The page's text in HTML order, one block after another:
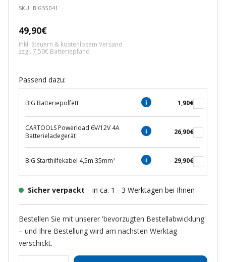
SKU: BIG55041
Angebotspreis
49,90€
Inkl. Steuern & kostenlosem Versand
zzgl. 7,50€ Batteriepfand
Passend dazu:
BIG Batteriepolfett 1,90€
CARTOOLS Powerload 6V/12V 4A
Batterieladegerät
26,90€
BIG Starthilfekabel 4,5m 35mm² 29,90€
Sicher verpackt - in ca. 1 - 3 Werktagen bei Ihnen
Bestellen Sie mit unserer 'bevorzugten Bestellabwicklung'
– und Ihre Bestellung wird am nächsten Werktag
verschickt.